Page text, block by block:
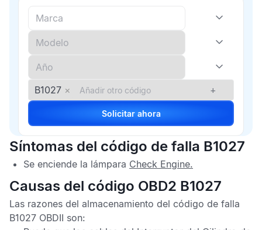
B1027 × +
Solicitar ahora
Síntomas del código de falla B1027
Se enciende la lámpara Check Engine.
Causas del código OBD2 B1027
Las razones del almacenamiento del código de falla
B1027 OBDII son: